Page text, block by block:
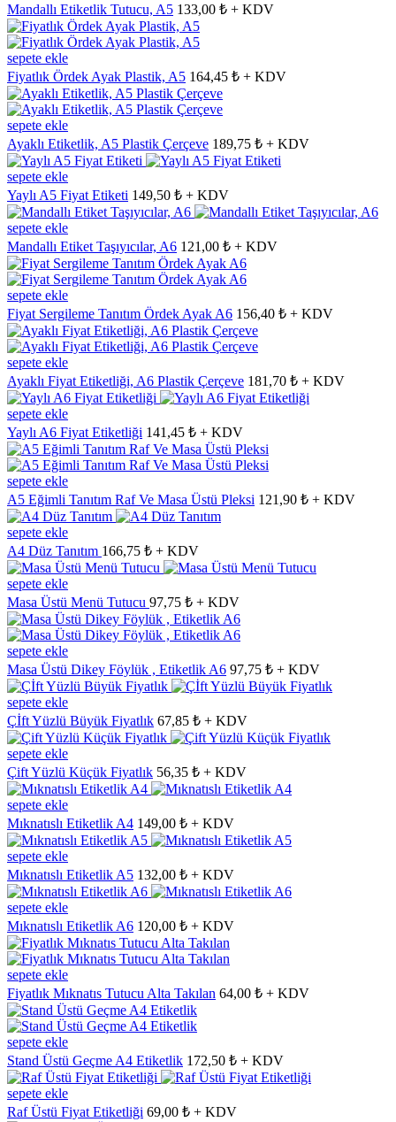
Mandallı Etiketlik Tutucu, A5 133,00 ₺ + KDV
sepete ekle
Fiyatlık Ördek Ayak Plastik, A5 164,45 ₺ + KDV
sepete ekle
Ayaklı Etiketlik, A5 Plastik Çerçeve 189,75 ₺ + KDV
sepete ekle
Yaylı A5 Fiyat Etiketi 149,50 ₺ + KDV
sepete ekle
Mandallı Etiket Taşıyıcılar, A6 121,00 ₺ + KDV
sepete ekle
Fiyat Sergileme Tanıtım Ördek Ayak A6 156,40 ₺ + KDV
sepete ekle
Ayaklı Fiyat Etiketliği, A6 Plastik Çerçeve 181,70 ₺ + KDV
sepete ekle
Yaylı A6 Fiyat Etiketliği 141,45 ₺ + KDV
sepete ekle
A5 Eğimli Tanıtım Raf Ve Masa Üstü Pleksi 121,90 ₺ + KDV
sepete ekle
A4 Düz Tanıtım 166,75 ₺ + KDV
sepete ekle
Masa Üstü Menü Tutucu 97,75 ₺ + KDV
sepete ekle
Masa Üstü Dikey Föylük , Etiketlik A6 97,75 ₺ + KDV
sepete ekle
Çİft Yüzlü Büyük Fiyatlık 67,85 ₺ + KDV
sepete ekle
Çift Yüzlü Küçük Fiyatlık 56,35 ₺ + KDV
sepete ekle
Mıknatıslı Etiketlik A4 149,00 ₺ + KDV
sepete ekle
Mıknatıslı Etiketlik A5 132,00 ₺ + KDV
sepete ekle
Mıknatıslı Etiketlik A6 120,00 ₺ + KDV
sepete ekle
Fiyatlık Mıknatıs Tutucu Alta Takılan 64,00 ₺ + KDV
sepete ekle
Stand Üstü Geçme A4 Etiketlik 172,50 ₺ + KDV
sepete ekle
Raf Üstü Fiyat Etiketliği 69,00 ₺ + KDV